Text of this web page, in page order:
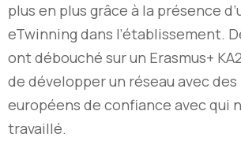
plus en plus grâce à la présence
eTwinning dans l’établissement.
ont débouché sur un Erasmus+
de développer un réseau avec
européens de confiance avec qui
travaillé.